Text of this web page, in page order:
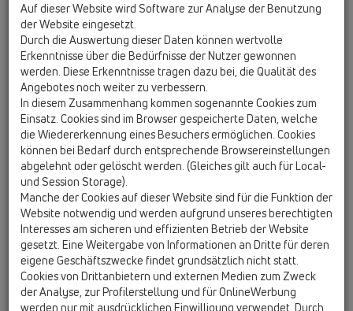
PDF 481,7KB
HL Pressemitteilung 02/25
Auf dieser Website wird Software zur Analyse der Benutzung
der Website eingesetzt.
Durch die Auswertung dieser Daten können wertvolle
Erkenntnisse über die Bedürfnisse der Nutzer gewonnen
werden. Diese Erkenntnisse tragen dazu bei, die Qualität des
Angebotes noch weiter zu verbessern.
In diesem Zusammenhang kommen sogenannte Cookies zum
Einsatz. Cookies sind im Browser gespeicherte Daten, welche
die Wiedererkennung eines Besuchers ermöglichen. Cookies
können bei Bedarf durch entsprechende Browsereinstellungen
abgelehnt oder gelöscht werden. (Gleiches gilt auch für Local-
und Session Storage).
Manche der Cookies auf dieser Website sind für die Funktion der
Website notwendig und werden aufgrund unseres berechtigten
Interesses am sicheren und effizienten Betrieb der Website
gesetzt. Eine Weitergabe von Informationen an Dritte für deren
eigene Geschäftszwecke findet grundsätzlich nicht statt.
Cookies von Drittanbietern und externen Medien zum Zweck
der Analyse, zur Profilerstellung und für OnlineWerbung
werden nur mit ausdrücklichen Einwilligung verwendet. Durch